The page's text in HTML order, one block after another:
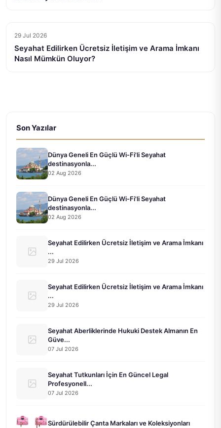
29 Jul 2026
Seyahat Edilirken Ücretsiz İletişim ve Arama İmkanı
Nasıl Mümkün Oluyor?
Son Yazılar
Dünya Geneli En Güçlü Wi-Fi'li Seyahat
destinasyonla...
02 Aug 2026
Dünya Geneli En Güçlü Wi-Fi'li Seyahat
destinasyonla...
02 Aug 2026
Seyahat Edilirken Ücretsiz İletişim ve Arama İmkanı
...
29 Jul 2026
Seyahat Edilirken Ücretsiz İletişim ve Arama İmkanı
...
29 Jul 2026
Seyahat Aberliklerinde Hukuki Destek Almanın En
Güve...
07 Jul 2026
Seyahat Tutkunları İçin En Güncel Legal
Profesyonell...
07 Jul 2026
Sürdürülebilir Çanta Markaları ve Koleksiyonları